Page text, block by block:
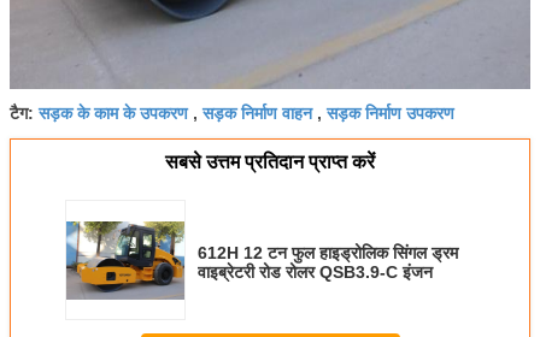
टैग:सड़क के काम के उपकरण,सड़क निर्माण वाहन,सड़क निर्माण उपकरण
सबसे उत्तम प्रतिदान प्राप्त करें
612H 12 टन फुल हाइड्रोलिक सिंगल ड्रम
वाइब्रेटरी रोड रोलर QSB3.9-C इंजन